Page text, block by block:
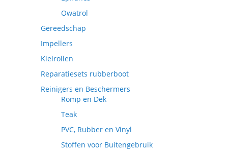
Owatrol
Gereedschap
Impellers
Kielrollen
Reparatiesets rubberboot
Reinigers en Beschermers
Romp en Dek
Teak
PVC, Rubber en Vinyl
Stoffen voor Buitengebruik